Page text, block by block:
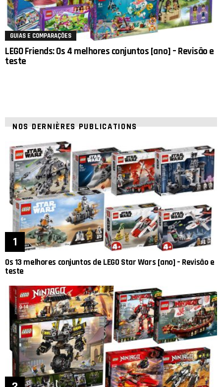
GUIAS E COMPARAÇÕES
LEGO Friends: Os 4 melhores conjuntos [ano] – Revisão e
teste
NOS DERNIÈRES PUBLICATIONS
Os 13 melhores conjuntos de LEGO Star Wars [ano] – Revisão e
teste